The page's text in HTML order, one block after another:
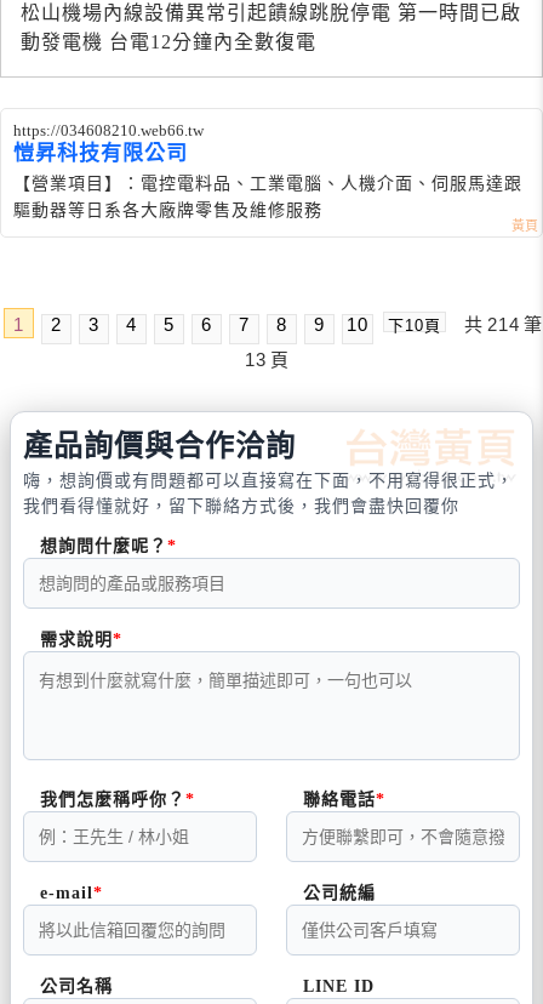
松山機場內線設備異常引起饋線跳脫停電 第一時間已啟
動發電機 台電12分鐘內全數復電
https://034608210.web66.tw
愷昇科技有限公司
【營業項目】：電控電料品、工業電腦、人機介面、伺服馬達跟
驅動器等日系各大廠牌零售及維修服務
1 2 3 4 5 6 7 8 9 10 下10頁 共 214 筆
13 頁
產品詢價與合作洽詢
嗨，想詢價或有問題都可以直接寫在下面，不用寫得很正式，
我們看得懂就好，留下聯絡方式後，我們會盡快回覆你
想詢問什麼呢？
需求說明
我們怎麼稱呼你？ 聯絡電話
e-mail 公司統編
公司名稱 LINE ID